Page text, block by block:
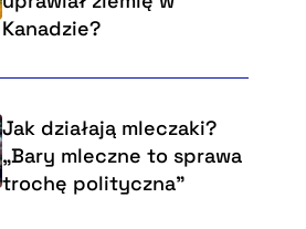
Kanadzie?
Jak działają mleczaki?
„Bary mleczne to sprawa
trochę polityczna”